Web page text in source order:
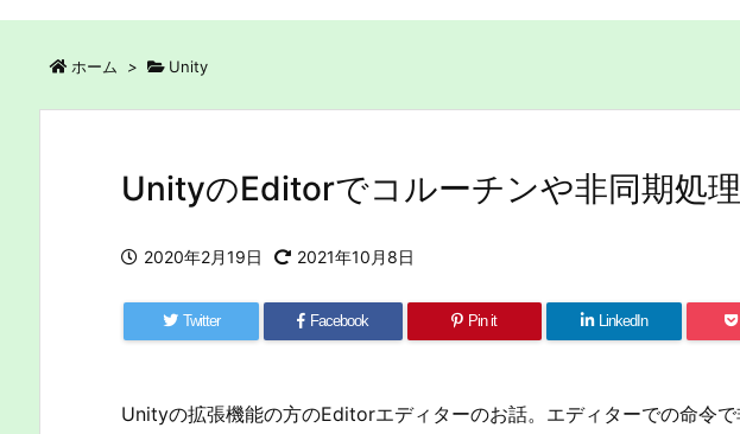
ホーム > Unity
UnityのEditorでコルーチンや非同期処
2020年2月19日 2021年10月8日
Twitter Facebook Pin it LinkedIn
Unityの拡張機能の方のEditorエディターのお話。エディターでの命令